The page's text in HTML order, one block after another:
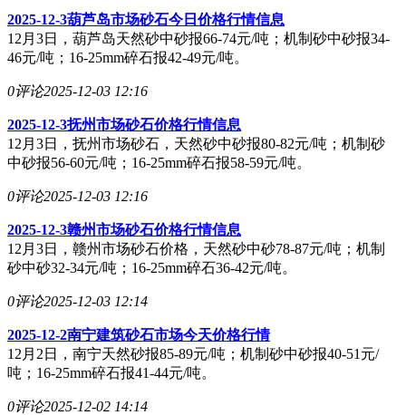
2025-12-3葫芦岛市场砂石今日价格行情信息
12月3日，葫芦岛天然砂中砂报66-74元/吨；机制砂中砂报34-
46元/吨；16-25mm碎石报42-49元/吨。
0评论2025-12-03 12:16
2025-12-3抚州市场砂石价格行情信息
12月3日，抚州市场砂石，天然砂中砂报80-82元/吨；机制砂
中砂报56-60元/吨；16-25mm碎石报58-59元/吨。
0评论2025-12-03 12:16
2025-12-3赣州市场砂石价格行情信息
12月3日，赣州市场砂石价格，天然砂中砂78-87元/吨；机制
砂中砂32-34元/吨；16-25mm碎石36-42元/吨。
0评论2025-12-03 12:14
2025-12-2南宁建筑砂石市场今天价格行情
12月2日，南宁天然砂报85-89元/吨；机制砂中砂报40-51元/
吨；16-25mm碎石报41-44元/吨。
0评论2025-12-02 14:14